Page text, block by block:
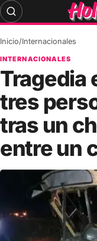
Skip
to
Inicio/Internacionales
INTERNACIONALES
Tragedia
tres
tras un
entre un